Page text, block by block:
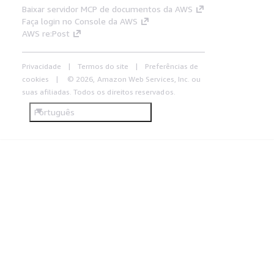
Baixar servidor MCP de documentos da AWS
Faça login no Console da AWS
AWS re:Post
Privacidade Termos do site
Preferências de
cookies
© 2026, Amazon Web Services, Inc. ou
suas afiliadas. Todos os direitos reservados.
Português